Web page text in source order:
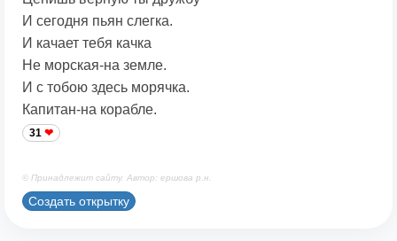
И сегодня пьян слегка.
И качает тебя качка
Не морская-на земле.
И с тобою здесь морячка.
Капитан-на корабле.
31
© Принадлежит сайту. Автор: ершова р.н.
Создать открытку